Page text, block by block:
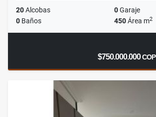
20Alcobas 0Garaje
0 Baños 450Área m2
$750.000.000COP